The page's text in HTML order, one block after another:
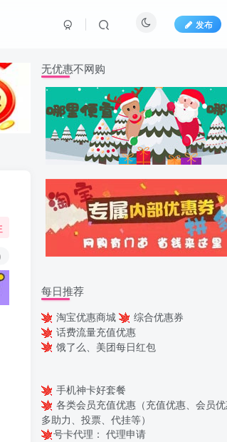
发布
无优惠不网购
每日推荐
淘宝优惠商城
综合优惠券
话费流量充值优惠
饿了么、美团每日红包
手机神卡好套餐
各类会员充值优惠（充值优惠、会员
多助力、投票、代挂等）
号卡代理： 代理申请